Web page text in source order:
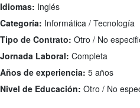
Idiomas: Inglés
Categoría: Informática / Tecnología
Tipo de Contrato: Otro / No
Jornada Laboral: Completa
Años de experiencia: 5 años
Nivel de Educación: Otro / No